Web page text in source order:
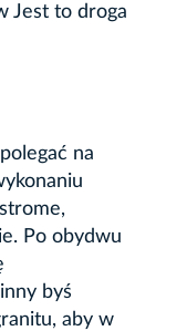
Jest to droga
na
Po obydwu
byś
aby w